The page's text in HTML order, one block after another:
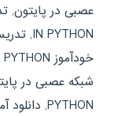
عصبی در پایتون,
IN PYTHON
,
خودآموز NEURAL NETWORK IN PYTHON
شبکه عصبی در
PYTHON
,